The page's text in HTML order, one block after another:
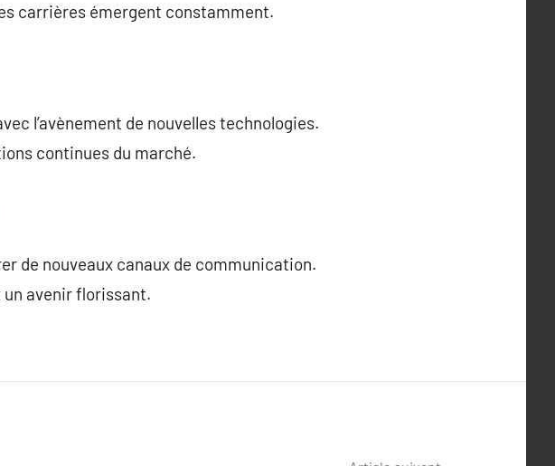
carrières émergent constamment.
l’avènement de nouvelles technologies.
continues du marché.
de nouveaux canaux de communication.
un avenir florissant.